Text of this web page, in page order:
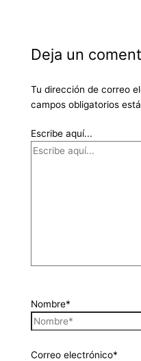
Deja un
Tu dirección de correo
campos obligatorios
Escribe aquí...
Nombre*
Correo electrónico*